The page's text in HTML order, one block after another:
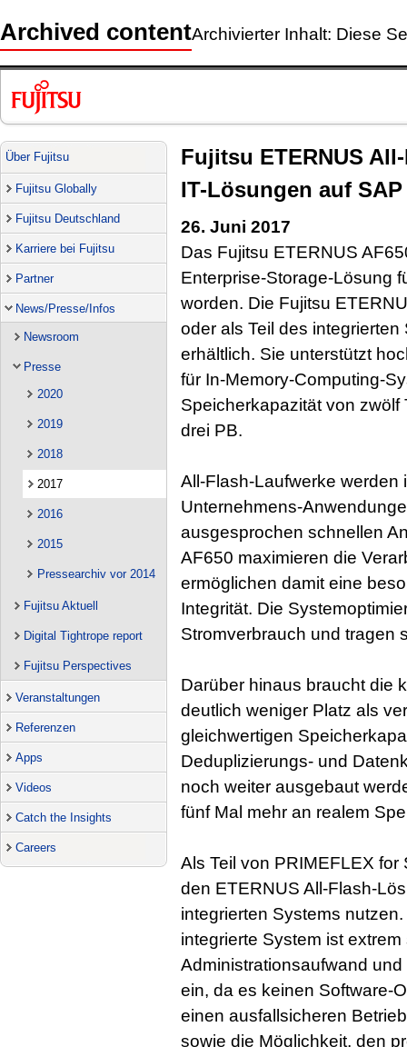
Archived contentArchivierter Inhalt: Diese
Über Fujitsu
Fujitsu Globally
Fujitsu Deutschland
Karriere bei Fujitsu
Partner
News/Presse/Infos
Newsroom
Presse
2020
2019
2018
2017
2016
2015
Pressearchiv vor 2014
Fujitsu Aktuell
Digital Tightrope report
Fujitsu Perspectives
Veranstaltungen
Referenzen
Apps
Videos
Catch the Insights
Careers
Fujitsu ETERNUS
IT-Lösungen auf
26. Juni 2017
Das Fujitsu ETERNUS
Enterprise-Storage-Lösung
worden. Die Fujitsu
oder als Teil des
erhältlich. Sie unterstützt
für In-Memory-Computing-
Speicherkapazität von
drei PB.
All-Flash-Laufwerke werden
Unternehmens-
ausgesprochen schnellen
AF650 maximieren die
ermöglichen damit eine
Integrität. Die
Stromverbrauch und tragen
Darüber hinaus braucht die
deutlich weniger Platz als
gleichwertigen
Deduplizierungs- und
noch weiter ausgebaut
fünf Mal mehr an realem
Als Teil von PRIMEFLEX
den ETERNUS All-Flash-
integrierten Systems
integrierte System ist
Administrationsaufwand
ein, da es keinen Software-
einen ausfallsicheren
sowie die Möglichkeit, den